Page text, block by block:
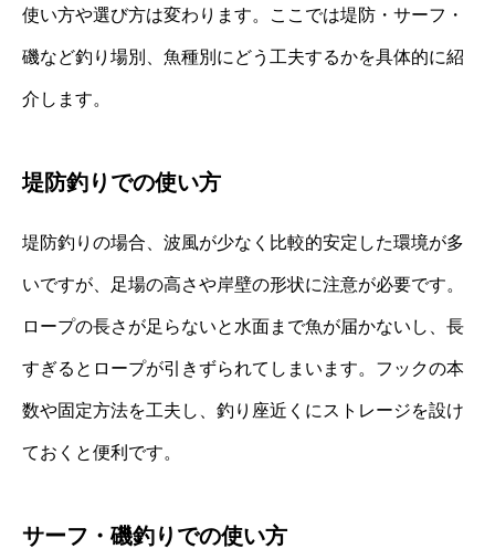
使い方や選び方は変わります。ここでは堤防・サーフ・
磯など釣り場別、魚種別にどう工夫するかを具体的に紹
介します。
堤防釣りでの使い方
堤防釣りの場合、波風が少なく比較的安定した環境が多
いですが、足場の高さや岸壁の形状に注意が必要です。
ロープの長さが足らないと水面まで魚が届かないし、長
すぎるとロープが引きずられてしまいます。フックの本
数や固定方法を工夫し、釣り座近くにストレージを設け
ておくと便利です。
サーフ・磯釣りでの使い方